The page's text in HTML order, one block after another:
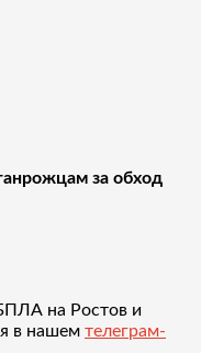
за обход
на Ростов и
в нашем телеграм-